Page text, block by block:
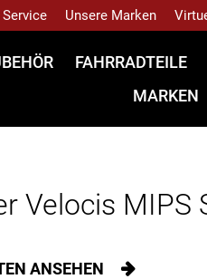
Service Unsere Marken
FAHRRADTEILE
MARKEN
Velocis MIPS
ANSEHEN